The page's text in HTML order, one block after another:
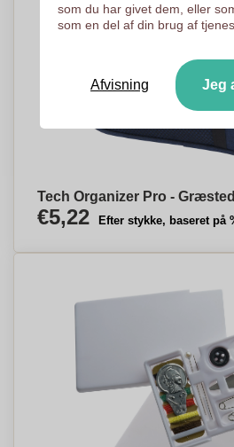
Tech Organizer Pro - Græsted
€5,22 Efter stykke, baseret på
som du har givet dem, eller
som en del af din brug af
Afvisning Jeg